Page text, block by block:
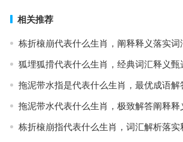
相关推荐
栋折榱崩代表什么生肖，阐释释义落实词
狐埋狐搰代表什么生肖，经典词汇释义甄
拖泥带水指是代表什么生肖，最优成语解
拖泥带水代表什么生肖，极致解答阐释释
栋折榱崩指代表什么生肖，词汇解析落实